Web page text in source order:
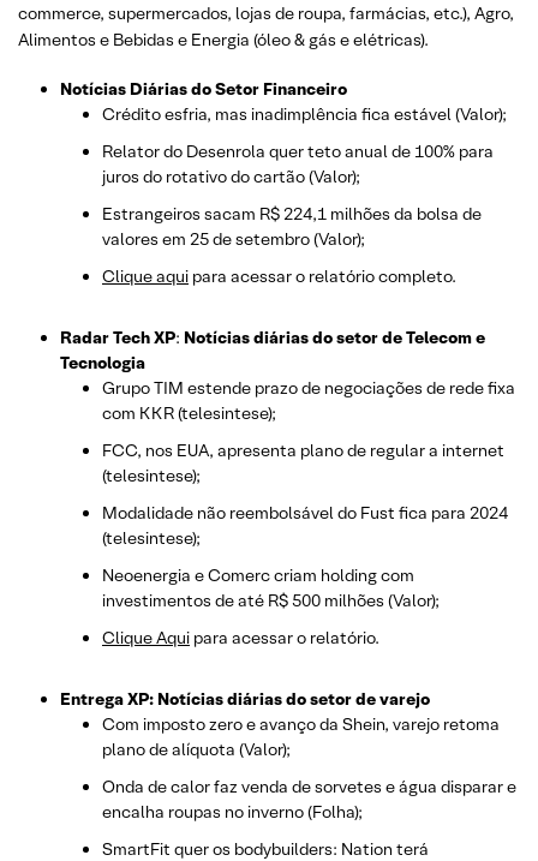
commerce, supermercados, lojas de roupa, farmácias, etc.), Agro,
Alimentos e Bebidas e Energia (óleo & gás e elétricas).
Notícias Diárias do Setor Financeiro
Crédito esfria, mas inadimplência fica estável (Valor);
Relator do Desenrola quer teto anual de 100% para
juros do rotativo do cartão (Valor);
Estrangeiros sacam R$ 224,1 milhões da bolsa de
valores em 25 de setembro (Valor);
Clique aqui para acessar o relatório completo.
Radar Tech XP: Notícias diárias do setor de Telecom e
Tecnologia
Grupo TIM estende prazo de negociações de rede fixa
com KKR (telesintese);
FCC, nos EUA, apresenta plano de regular a internet
(telesintese);
Modalidade não reembolsável do Fust fica para 2024
(telesintese);
Neoenergia e Comerc criam holding com
investimentos de até R$ 500 milhões (Valor);
Clique Aqui para acessar o relatório.
Entrega XP: Notícias diárias do setor de varejo
Com imposto zero e avanço da Shein, varejo retoma
plano de alíquota (Valor);
Onda de calor faz venda de sorvetes e água disparar e
encalha roupas no inverno (Folha);
SmartFit quer os bodybuilders: Nation terá